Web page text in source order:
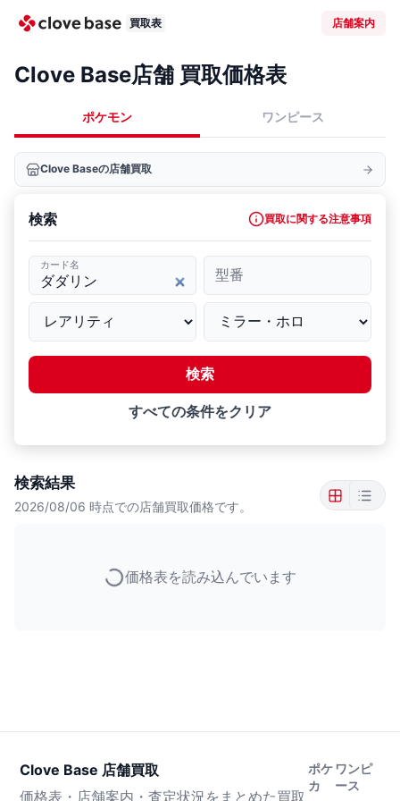
買取表 店舗案内
Clove Base店舗 買取価格表
ポケモン ワンピース
Clove Baseの店舗買取
検索 買取に関する注意事項
カード名
型番
検索
すべての条件をクリア
検索結果
2026/08/06 時点での店舗買取価格です。
価格表を読み込んでいます
Clove Base 店舗買取
価格表・店舗案内・査定状況をまとめた買取
ポケ
カ
ワンピ
ース